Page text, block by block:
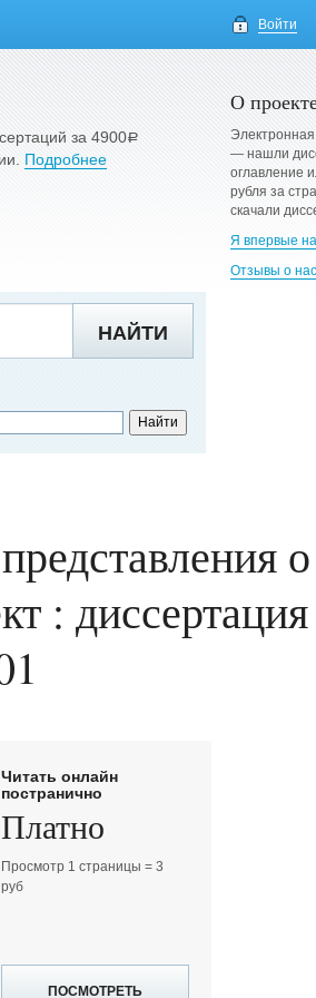
Войти
за 4900a
Подробнее
О
— нашли
оглавление
рубля за
скачали
Я впервые
Отзывы о нас
НАЙТИ
о
:
Читать онлайн
постранично
Платно
Просмотр 1 страницы = 3
руб
ПОСМОТРЕТЬ